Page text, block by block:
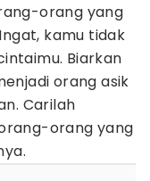
orang yang
kamu tidak
Biarkan
orang asik
Carilah
orang yang